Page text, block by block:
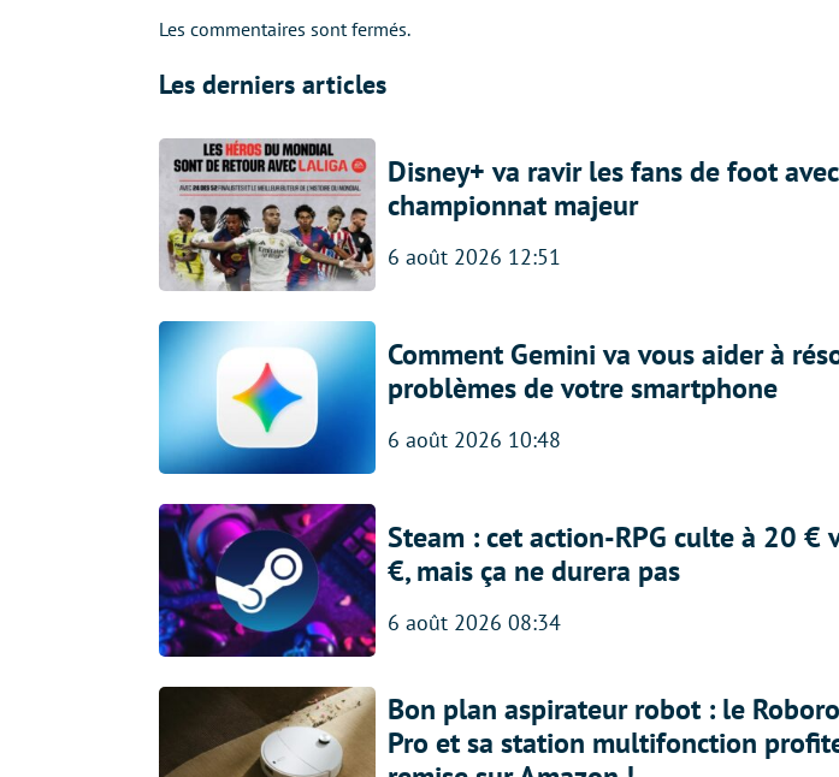
Les commentaires sont fermés.
Les derniers articles
Disney+ va ravir les fans de foot
championnat majeur
6 août 2026 12:51
Comment Gemini va vous aider à
problèmes de votre smartphone
6 août 2026 10:48
Steam : cet action-RPG culte à 20 €
€, mais ça ne durera pas
6 août 2026 08:34
Bon plan aspirateur robot : le
Pro et sa station multifonction